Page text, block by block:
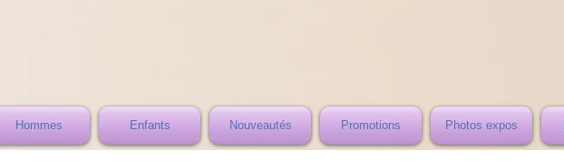
Hommes Enfants Nouveautés Promotions Photos expos